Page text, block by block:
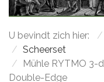
U bevindt zich hier:
Scheerset
Mühle RYTMO 3-
Double-Edge